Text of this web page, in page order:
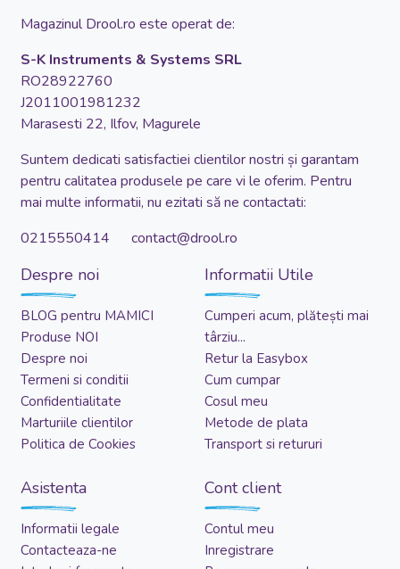
Magazinul Drool.ro este operat de:
S-K Instruments & Systems SRL
RO28922760
J2011001981232
Marasesti 22, Ilfov, Magurele
Suntem dedicati satisfactiei clientilor nostri și garantam
pentru calitatea produsele pe care vi le oferim. Pentru
mai multe informatii, nu ezitati să ne contactati:
0215550414 contact@drool.ro
Despre noi
BLOG pentru MAMICI
Produse NOI
Despre noi
Termeni si conditii
Confidentialitate
Marturiile clientilor
Politica de Cookies
Informatii Utile
Cumperi acum, plătești mai
târziu...
Retur la Easybox
Cum cumpar
Cosul meu
Metode de plata
Transport si retururi
Asistenta
Informatii legale
Contacteaza-ne
Cont client
Contul meu
Inregistrare